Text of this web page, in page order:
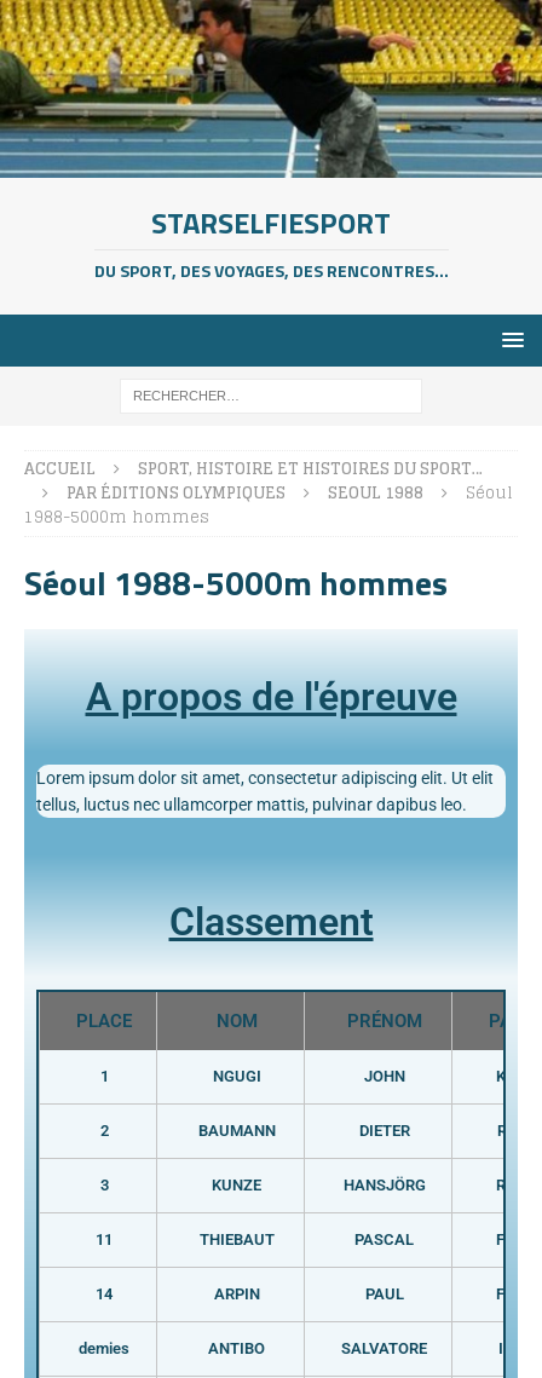
STARSELFIESPORT
DU SPORT, DES VOYAGES, DES RENCONTRES...
ACCUEIL
SPORT, HISTOIRE ET HISTOIRES DU SPORT…
PAR ÉDITIONS OLYMPIQUES
SEOUL 1988
Séoul
1988-5000m hommes
Séoul 1988-5000m hommes
A propos de l'épreuve
Lorem ipsum dolor sit amet, consectetur adipiscing elit. Ut elit
tellus, luctus nec ullamcorper mattis, pulvinar dapibus leo.
Classement
PLACE NOM PRÉNOM PAYS
1 NGUGI JOHN KEN
2 BAUMANN DIETER RFA
3 KUNZE HANSJÖRG RDA
11 THIEBAUT PASCAL FRA
14 ARPIN PAUL FRA
demies ANTIBO SALVATORE ITA